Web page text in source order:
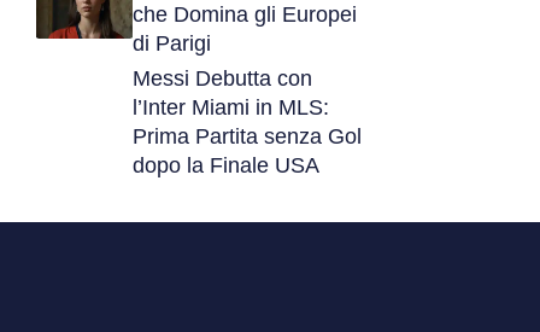
che Domina gli Europei
di Parigi
Messi Debutta con
l’Inter Miami in MLS:
Prima Partita senza Gol
dopo la Finale USA